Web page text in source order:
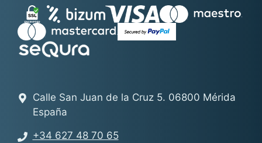
Calle San Juan de la Cruz 5. 06800 Mérida
España
+34 627 48 70 65